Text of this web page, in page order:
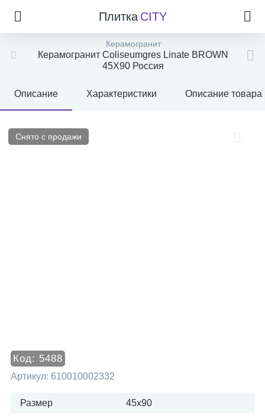
Плитка CITY
Керамогранит
Керамогранит Coliseumgres Linate BROWN
45X90 Россия
Описание Характеристики Описание товара
Снято с продажи
Код: 5488
Артикул: 610010002332
Размер 45x90